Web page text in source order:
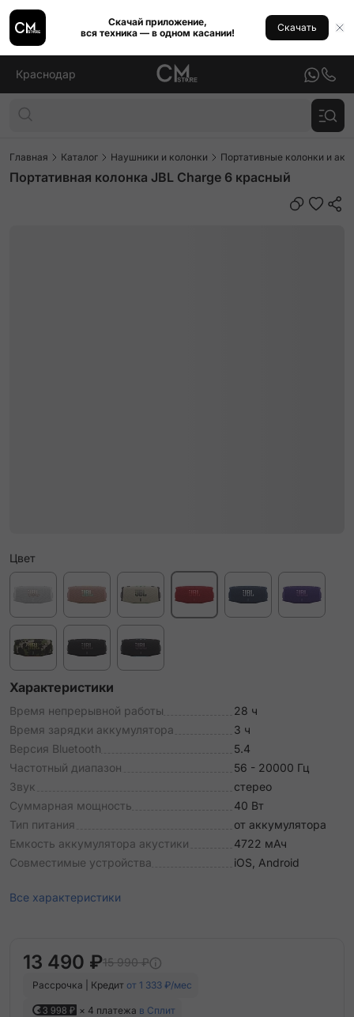
Скачай приложение,
вся техника — в одном касании!
Скачать
Краснодар
Главная Каталог Наушники и колонки Портативные колонки и
Портативная колонка JBL Charge 6 красный
Цвет
Характеристики
Время непрерывной работы
28 ч
Время зарядки аккумулятора
3 ч
Версия Bluetooth
5.4
Частотный диапазон
56 - 20000 Гц
Звук
стерео
Суммарная мощность
40 Вт
Тип питания
от аккумулятора
Емкость аккумулятора акустики
4722 мАч
Совместимые устройства
iOS, Android
Все характеристики
13 490 ₽15 990 ₽
Рассрочка | Кредит от 1 333 ₽/мес
3 998 ₽ × 4 платежа в Сплит